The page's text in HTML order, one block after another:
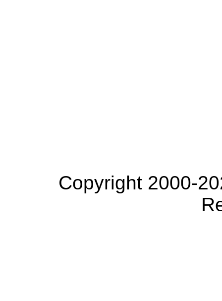
Copyright 2000-